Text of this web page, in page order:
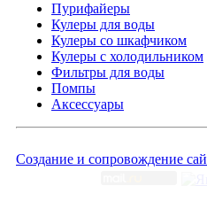
Пурифайеры
Кулеры для воды
Кулеры со шкафчиком
Кулеры с холодильником
Фильтры для воды
Помпы
Аксессуары
Создание и сопровождение